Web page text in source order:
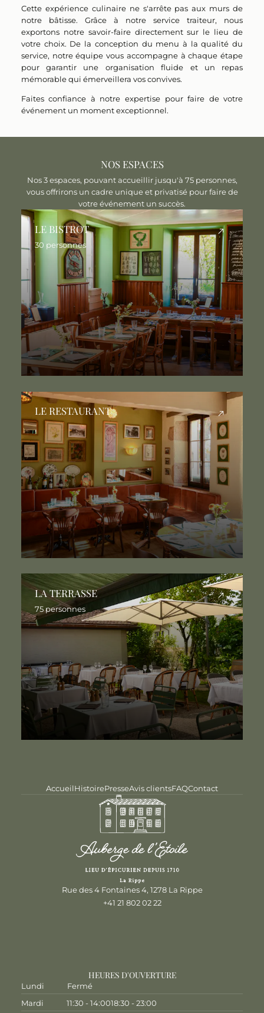
Cette expérience culinaire ne s'arrête pas aux murs de
notre bâtisse. Grâce à notreservice traiteur, nous
exportons notre savoir-faire directement sur le lieu de
votre choix. De la conception du menu à la qualité du
service, notre équipe vous accompagne à chaque étape
pour garantir une organisation fluide et un repas
mémorable qui émerveillera vos convives.
Faites confiance à notre expertise pour faire de votre
événement un moment exceptionnel.
NOS ESPACES
Nos 3 espaces, pouvant accueillir jusqu'à 75 personnes,
vous offrirons un cadre unique et privatisé pour faire de
votre événement un succès.
LE BISTROT
30 personnes
LE RESTAURANT
LA TERRASSE
75 personnes
AccueilHistoirePresseAvis clientsFAQContact
Rue des 4 Fontaines 4, 1278 La Rippe
+41 21 802 02 22
HEURES D'OUVERTURE
Lundi
Fermé
Mardi
11:30 - 14:0018:30 - 23:00